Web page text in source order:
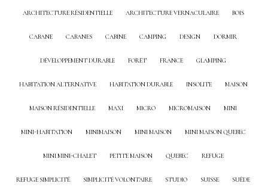
ARCHITECTURE RÉSIDENTIELLE ARCHITECTURE VERNACULAIRE BOIS
CABANE CABANES CABINE CAMPING DESIGN DORMIR
DÉVELOPPEMENT DURABLE FORÊT FRANCE GLAMPING
HABITATION ALTERNATIVE HABITATION DURABLE INSOLITE MAISON
MAISON RÉSIDENTIELLE MAXI MICRO MICROMAISON MINI
MINI-HABITATION MINIMAISON MINI MAISON MINI MAISON QUEBEC
MINI MINI-CHALET PETITE MAISON QUEBEC REFUGE
REFUGE SIMPLICITÉ SIMPLICITÉ VOLONTAIRE STUDIO SUISSE SUÈDE